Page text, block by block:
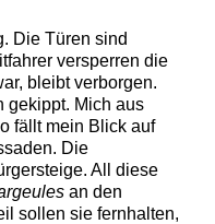
Die Türen sind
versperren die
bleibt verborgen.
gekippt. Mich aus
fällt mein Blick auf
Die
All diese
an den
sollen sie fernhalten,